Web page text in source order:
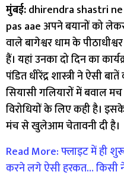
मुंबई:dhirendra shastri
pas aae अपने बयानों को
वाले बागेश्वर धाम के
हैं। यहां उनका दो दिन का
पंडित धीरेंद्र शास्त्री ने ऐसी
सियासी गलियारों में बवाल
विरोधियों के लिए कही है।
मंच से खुलेआम चेतावनी दी है।
Read More: फ्लाइट में ही
करने लगे ऐसी हरकत… किसी